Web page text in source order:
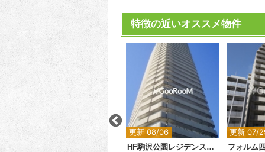
特徴の近いオススメ物件
更新 07/12 更新 08/06
2
HF駒沢公園レジデンスタワー
更新 07/
フォルム